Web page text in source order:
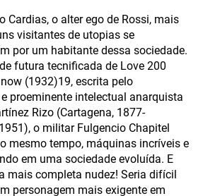
Cardias, o alter ego de Rossi, mais
visitantes de utopias se
por um habitante dessa sociedade.
futura tecnificada de Love 200
(1932)19, escrita pelo
proeminente intelectual anarquista
Rizo (Cartagena, 1877-
o militar Fulgencio Chapitel
mesmo tempo, máquinas incríveis e
em uma sociedade evoluída. E
mais completa nudez! Seria difícil
personagem mais exigente em